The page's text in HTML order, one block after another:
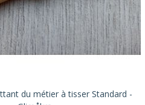
du métier à tisser Standard -